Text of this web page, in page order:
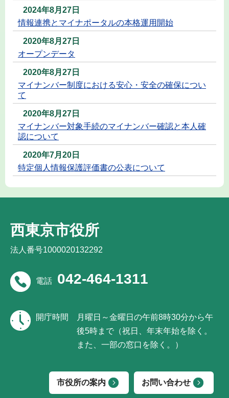
2024年8月27日
情報連携とマイナポータルの本格運用開始
2020年8月27日
オープンデータ
2020年8月27日
マイナンバー制度における安心・安全の確保につい
て
2020年8月27日
マイナンバー対象手続のマイナンバー確認と本人確
認について
2020年7月20日
特定個人情報保護評価書の公表について
西東京市役所
法人番号1000020132292
電話 042-464-1311
開庁時間
月曜日～金曜日の午前8時30分から午
後5時まで（祝日、年末年始を除く。
また、一部の窓口を除く。）
市役所の案内 お問い合わせ